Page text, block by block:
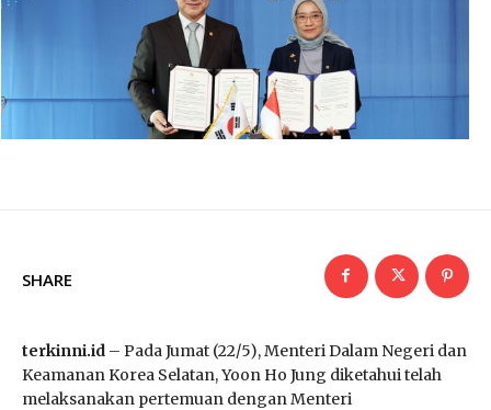
SHARE
terkinni.id – Pada Jumat (22/5), Menteri Dalam Negeri dan
Keamanan Korea Selatan, Yoon Ho Jung diketahui telah
melaksanakan pertemuan dengan Menteri